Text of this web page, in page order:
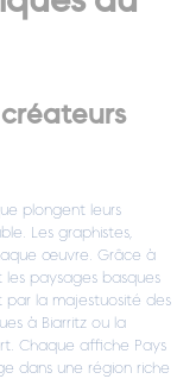
plongent leurs
Les graphistes,
œuvre. Grâce à
les paysages basques
la majestuosité des
à Biarritz ou la
Chaque affiche Pays
dans une région riche